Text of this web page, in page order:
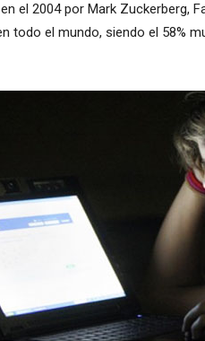
el 2004 por Mark Zuckerberg,
todo el mundo, siendo el 58%